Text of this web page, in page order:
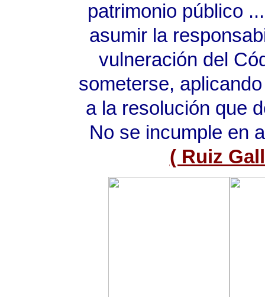
patrimonio público
asumir la
vulneración del
someterse,
a la resolución que
No se incumple en
( Ruiz